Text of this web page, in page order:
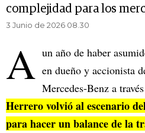
complejidad para los
3 Junio de 2026 08.30
A un año de haber
en dueño y accionista
Mercedes-Benz a
Herrero volvió al escenario
para hacer un balance de la